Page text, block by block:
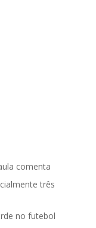
comenta
três
no futebol